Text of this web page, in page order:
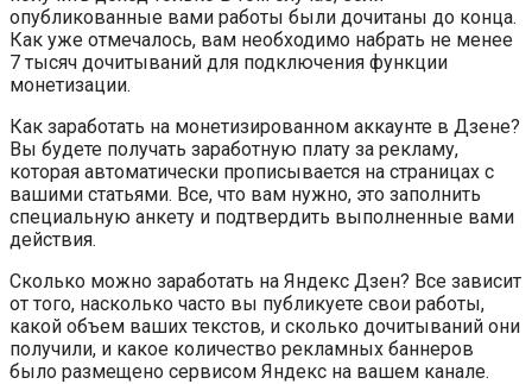
опубликованные вами работы были дочитаны до конца.
Как уже отмечалось, вам необходимо набрать не менее
7 тысяч дочитываний для подключения функции
монетизации.
Как заработать на монетизированном аккаунте в Дзене?
Вы будете получать заработную плату за рекламу,
которая автоматически прописывается на страницах с
вашими статьями. Все, что вам нужно, это заполнить
специальную анкету и подтвердить выполненные вами
действия.
Сколько можно заработать на Яндекс Дзен? Все зависит
от того, насколько часто вы публикуете свои работы,
какой объем ваших текстов, и сколько дочитываний они
получили, и какое количество рекламных баннеров
было размещено сервисом Яндекс на вашем канале.